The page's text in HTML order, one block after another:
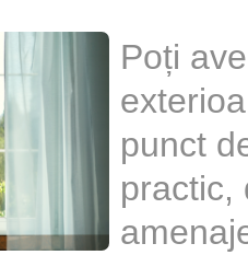
Poți
punct
practic,